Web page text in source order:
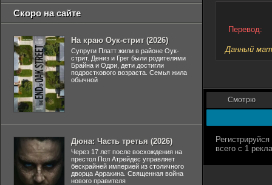
Перевод:
Данный
Смотрю
Скоро на сайте
На краю Оук-стрит (2026)
Супруги Платт жили в районе Оук-
стрит. Дениз и Грег были родителями
Брайна и Одри, дети достигли
подросткового возраста. Семья жила
обычной
Дюна: Часть третья (2026)
Через 17 лет после восхождения на
престол Пол Атрейдес управляет
бескрайней империей из столичного
дворца Арракина. Священная война
нового правителя